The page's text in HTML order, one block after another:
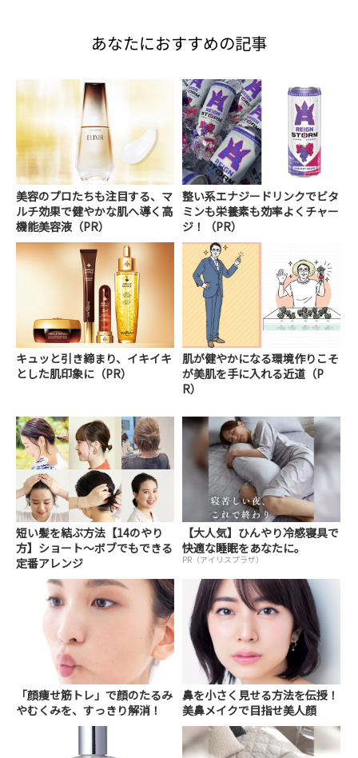
あなたにおすすめの記事
美容のプロたちも注目する、マ
ルチ効果で健やかな肌へ導く高
機能美容液（PR）
整い系エナジードリンクでビタ
ミンも栄養素も効率よくチャー
ジ！（PR）
キュッと引き締まり、イキイキ
とした肌印象に（PR）
肌が健やかになる環境作りこそ
が美肌を手に入れる近道（P
R）
短い髪を結ぶ方法【14のやり
方】ショート～ボブでもできる
定番アレンジ
【大人気】ひんやり冷感寝具で
快適な睡眠をあなたに。
PR（アイリスプラザ）
「顔痩せ筋トレ」で顔のたるみ
やむくみを、すっきり解消！
鼻を小さく見せる方法を伝授！
美鼻メイクで目指せ美人顔